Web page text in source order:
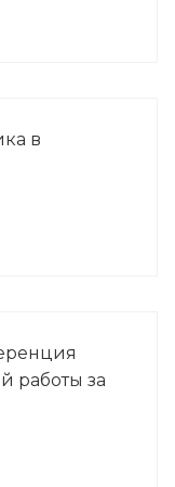
в
работы за